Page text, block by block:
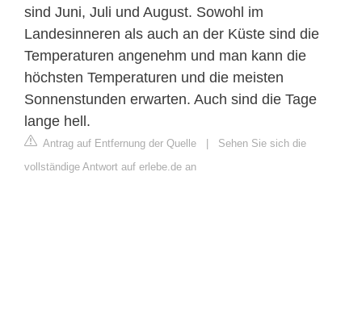
sind Juni, Juli und August. Sowohl im
Landesinneren als auch an der Küste sind die
Temperaturen angenehm und man kann die
höchsten Temperaturen und die meisten
Sonnenstunden erwarten. Auch sind die Tage
lange hell.
Antrag auf Entfernung der Quelle
Sehen Sie sich die
vollständige Antwort auf erlebe.de an